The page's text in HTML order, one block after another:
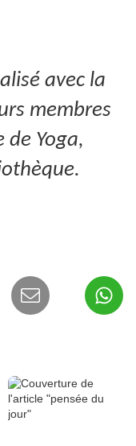
avec la
membres
de Yoga,